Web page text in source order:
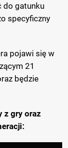
do gatunku
specyficzny
pojawi się w
21
będzie
z gry oraz